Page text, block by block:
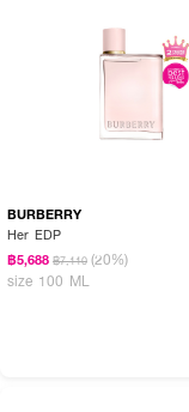
BURBERRY
Her EDP
฿5,688 ฿7,110 (20%)
size 100 ML